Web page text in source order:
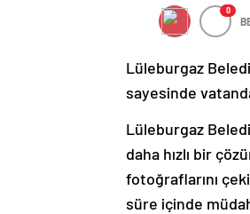
0
Lüleburgaz
sayesinde
Lüleburgaz
daha hızlı bir
fotoğraflarını
süre içinde